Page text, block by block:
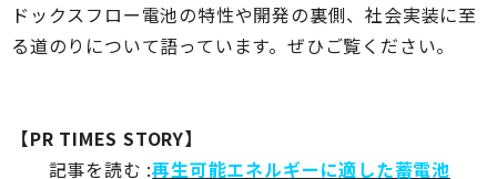
ドックスフロー電池の特性や開発の裏側、社会実装に至
る道のりについて語っています。ぜひご覧ください。
【PR TIMES STORY】
記事を読む :再生可能エネルギーに適した蓄電池